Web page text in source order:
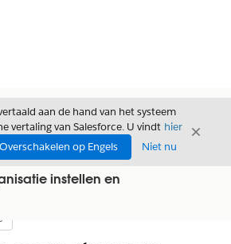
aan de hand van het systeem
vertaling van Salesforce. U vindt hier
Overschakelen op Engels Niet nu
Sluiten
instellen en
weergeven